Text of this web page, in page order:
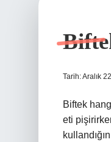
Tarih: Aralık
Biftek
eti